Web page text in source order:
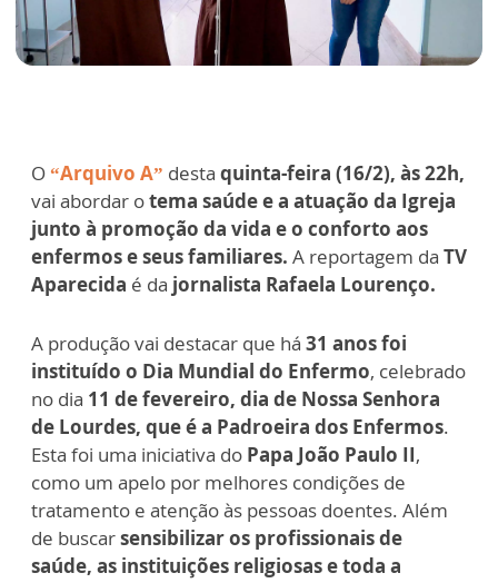
O“Arquivo A” desta quinta-feira (16/2), às 22h,
vai abordar otema saúde e a atuação da Igreja
junto à promoção da vida e o conforto aos
enfermos e seus familiares. A reportagem da TV
Aparecida é da jornalista Rafaela Lourenço.
A produção vai destacar que há 31 anos foi
instituído o Dia Mundial do Enfermo, celebrado
no dia 11 de fevereiro, dia de Nossa Senhora
de Lourdes, que é a Padroeira dos Enfermos.
Esta foi uma iniciativa do Papa João Paulo II,
como um apelo por melhores condições de
tratamento e atenção às pessoas doentes. Além
de buscarsensibilizar os profissionais de
saúde, as instituições religiosas e toda a